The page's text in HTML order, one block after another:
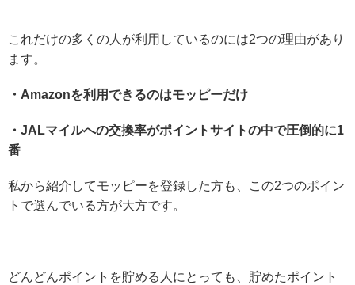
これだけの多くの人が利用しているのには2つの理由があり
ます。
・Amazonを利用できるのはモッピーだけ
・JALマイルへの交換率がポイントサイトの中で圧倒的に1
番
私から紹介してモッピーを登録した方も、この2つのポイン
トで選んでいる方が大方です。
どんどんポイントを貯める人にとっても、貯めたポイント